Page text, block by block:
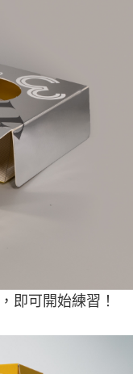
即可開始練習！